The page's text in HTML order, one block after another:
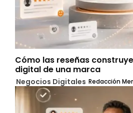
Cómo las reseñas
digital de una marca
Negocios Digitales Redacción